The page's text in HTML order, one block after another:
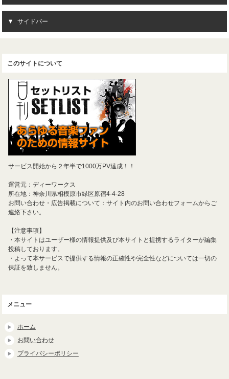
サイドバー
このサイトについて
サービス開始から２年半で1000万PV達成！！
運営元：ディーワークス
所在地：神奈川県相模原市緑区原宿4-4-28
お問い合わせ・広告掲載について：サイト内のお問い合わせフォームからご
連絡下さい。
【注意事項】
・本サイトはユーザー様の情報提供及び本サイトと提携するライターが編集
投稿しております。
・よって本サービスで提供する情報の正確性や完全性などについては一切の
保証を致しません。
メニュー
ホーム
お問い合わせ
プライバシーポリシー